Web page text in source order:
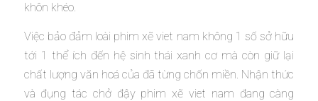
khôn khéo.
Việc bảo đảm loài phim xẽ viet nam không 1 số sở hữu
tới 1 thể ích đến hệ sinh thái xanh cơ mà còn giữ lại
chất lượng văn hoá của đã từng chốn miền. Nhận thức
và đụng tác chở đậy phim xẽ viet nam đang càng